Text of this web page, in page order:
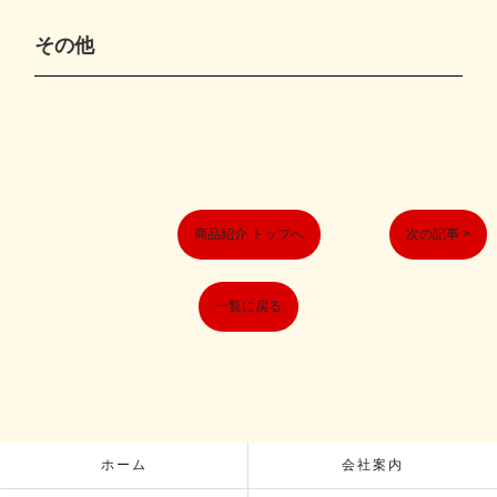
その他
商品紹介 トップへ 次の記事 >
一覧に戻る
ホーム 会社案内